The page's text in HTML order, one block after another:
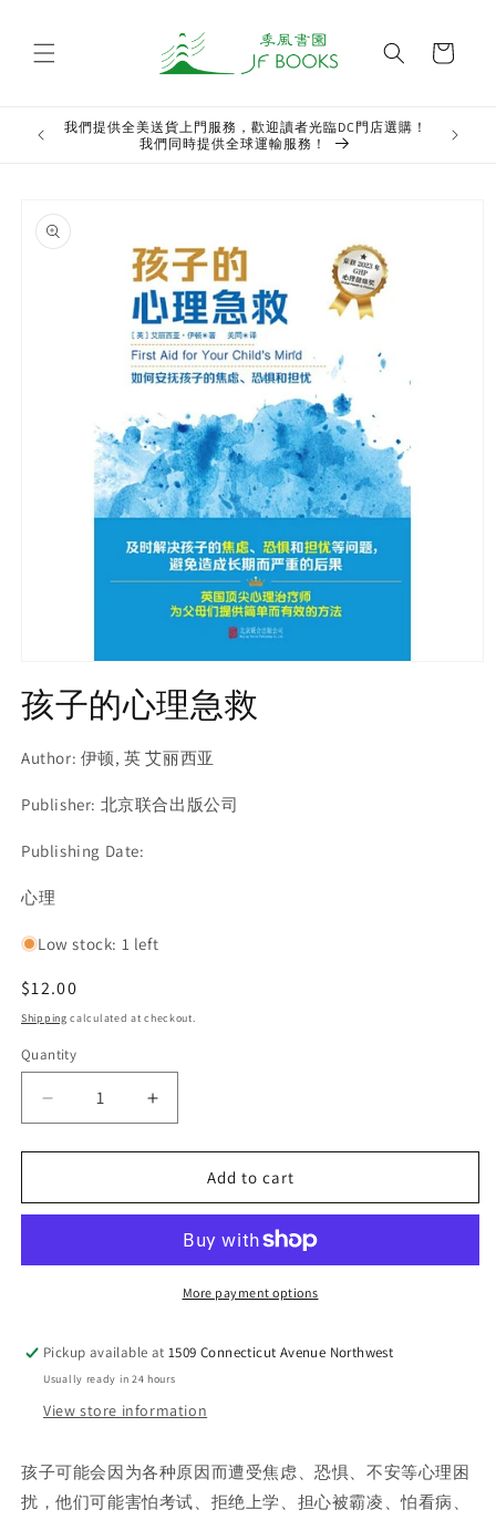
Cart
我們提供全美送貨上門服務，歡迎讀者光臨DC門店選購！
我們同時提供全球運輸服務！
product
information
media
1
in
孩子的心理急救
Author: 伊顿, 英 艾丽西亚
Publisher: 北京联合出版公司
Publishing Date:
SKU:
心理
Low stock: 1 left
Regular
price
$12.00
Shipping calculated at checkout.
Quantity
Decrease
quantity
for
子
Increase
quantity
for
子
Add to cart
More payment options
Pickup available at1509 Connecticut Avenue Northwest
Usually ready in 24 hours
View store information
孩子可能会因为各种原因而遭受焦虑、恐惧、不安等心理困
扰，他们可能害怕考试、拒绝上学、担心被霸凌、怕看病、